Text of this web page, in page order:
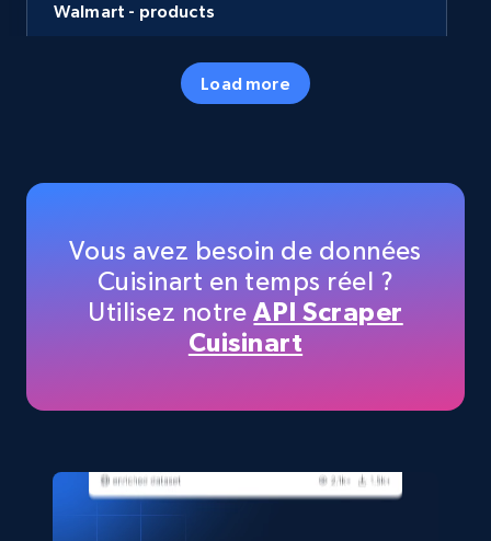
Walmart - products
Specifications, Image urls, Top reviews, and
URL, Title, Available, Description, Currency, Initial
5.4K+
Load more
Vous avez besoin de données
Cuisinart en temps réel ?
Utilisez notreAPI Scraper
Cuisinart